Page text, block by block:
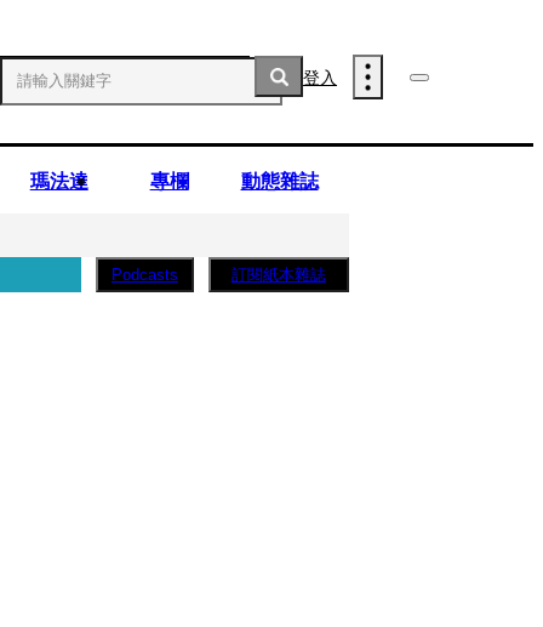
登入
瑪法達 專欄 動態雜誌
糕」
Podcasts 訂閱紙本雜誌